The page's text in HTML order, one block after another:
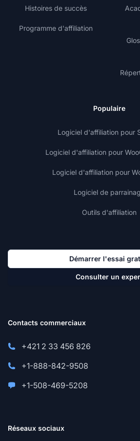
Histoires de succès
Programme d'affiliation
Populaire
Logiciel d'affiliation pour
Logiciel d'affiliation pour
Logiciel d'affiliation pour
Logiciel de
Outils d'affiliation
Démarrer l'essai
Consulter un
Contacts commerciaux
+421 2 33 456 826
+1-888-842-9508
+1-508-469-5208
Réseaux sociaux